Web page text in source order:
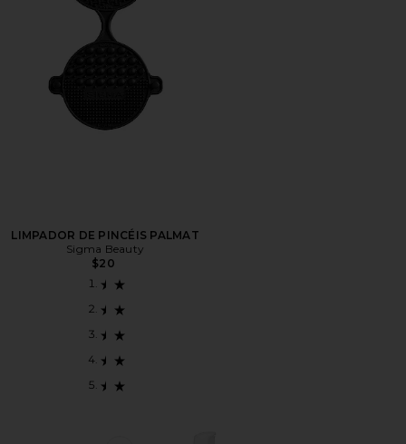
LIMPADOR DE PINCÉIS PALMAT
Sigma Beauty
$20